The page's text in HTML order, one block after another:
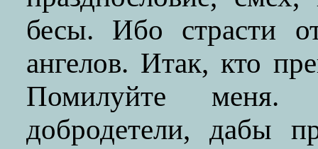
бесы. Ибо страсти
ангелов. Итак, кто
Помилуйте меня.
добродетели, дабы